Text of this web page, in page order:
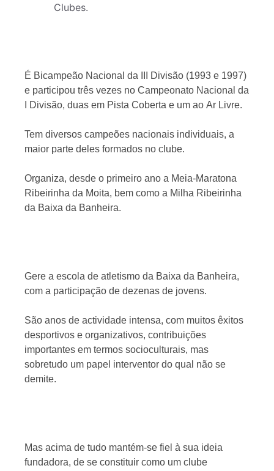
Clubes.
É Bicampeão Nacional da III Divisão (1993 e 1997)
e participou três vezes no Campeonato Nacional da
I Divisão, duas em Pista Coberta e um ao Ar Livre.
Tem diversos campeões nacionais individuais, a
maior parte deles formados no clube.
Organiza, desde o primeiro ano a Meia-Maratona
Ribeirinha da Moita, bem como a Milha Ribeirinha
da Baixa da Banheira.
Gere a escola de atletismo da Baixa da Banheira,
com a participação de dezenas de jovens.
São anos de actividade intensa, com muitos êxitos
desportivos e organizativos, contribuições
importantes em termos socioculturais, mas
sobretudo um papel interventor do qual não se
demite.
Mas acima de tudo mantém-se fiel à sua ideia
fundadora, de se constituir como um clube